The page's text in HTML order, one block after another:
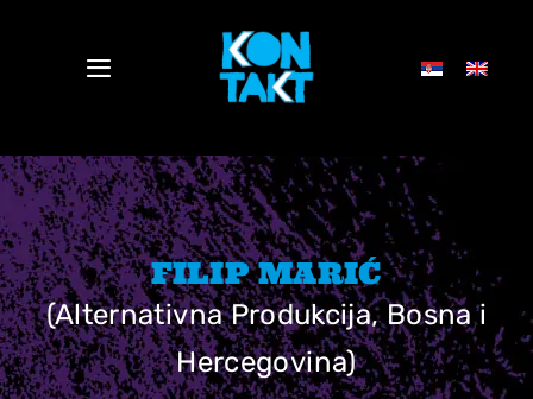
Toggle
VESTI
DELEGATI
PROGRAM
PRESS
FILIP MARIĆ
(Alternativna Produkcija, Bosna i
Hercegovina)